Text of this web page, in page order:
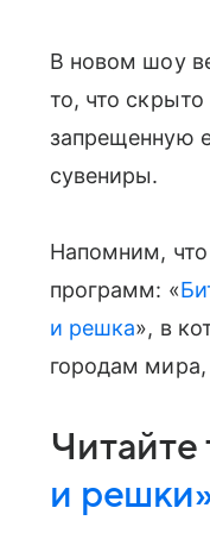
В новом шоу
то, что
запрещенную
сувениры.
Напомним, что
программ: «
и решка», в
городам
Читайте
и